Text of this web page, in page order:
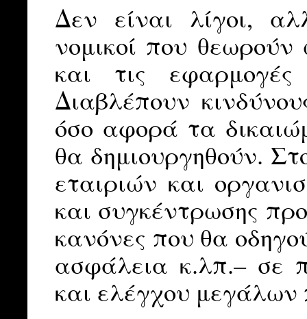
Δεν είναι λίγοι,
νομικοί που θεωρούν
και τις εφαρμογές
Διαβλέπουν
όσο αφορά τα
θα δημιουργηθούν.
εταιριών και
και συγκέντρωσης
κανόνες που θα
ασφάλεια κ.λπ.– σε
και ελέγχου